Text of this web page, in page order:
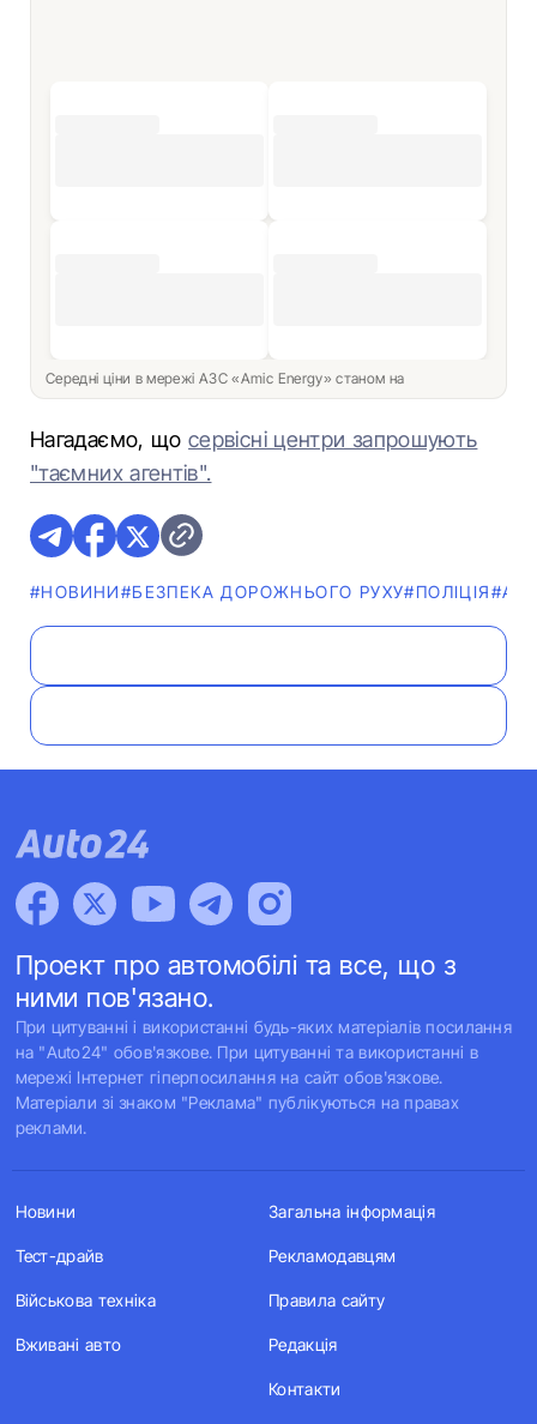
Середні ціни в мережі АЗС «Amic Energy» станом на
Нагадаємо, щосервісні центри запрошують
"таємних агентів".
#НОВИНИ#БЕЗПЕКА ДОРОЖНЬОГО РУХУ#ПОЛІЦІЯ
Проект про автомобілі та все, що з
ними пов'язано.
При цитуванні і використанні будь-яких матеріалів посилання
на "Auto24" обов'язкове. При цитуванні та використанні в
мережі Інтернет гіперпосилання на сайт обов'язкове.
Матеріали зі знаком "Реклама" публікуються на правах
реклами.
Новини
Тест-драйв
Військова техніка
Вживані авто
Загальна інформація
Рекламодавцям
Правила сайту
Редакція
Контакти